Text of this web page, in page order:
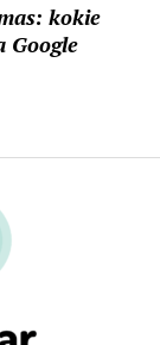
kokie
Google